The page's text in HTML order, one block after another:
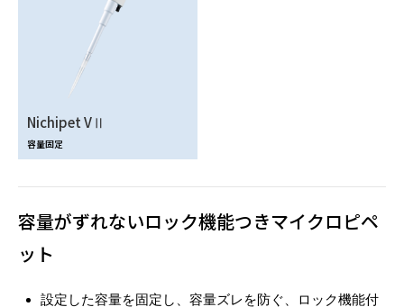
Nichipet VⅡ
容量固定
容量がずれないロック機能つきマイクロピペ
ット
設定した容量を固定し、容量ズレを防ぐ、ロック機能付